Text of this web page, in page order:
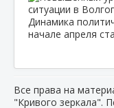
Динамика
начале апреля
Все права на
"Кривого зеркала".